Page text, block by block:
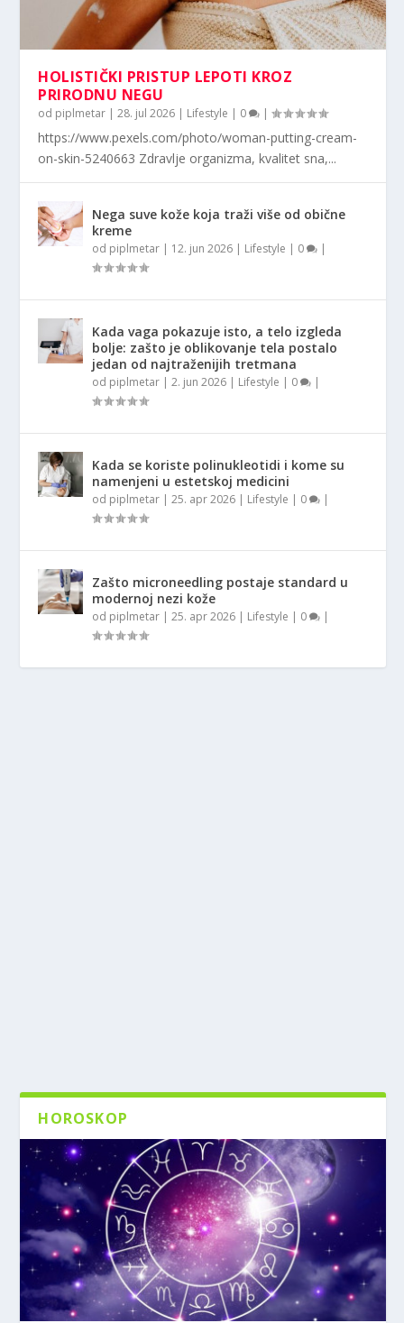
HOLISTIČKI PRISTUP LEPOTI KROZ
PRIRODNU NEGU
od piplmetar |28. jul 2026 | Lifestyle | 0 |
https://www.pexels.com/photo/woman-putting-cream-
on-skin-5240663 Zdravlje organizma, kvalitet sna,...
Nega suve kože koja traži više od obične
kreme
od piplmetar | 12. jun 2026 | Lifestyle | 0 |
Kada vaga pokazuje isto, a telo izgleda
bolje: zašto je oblikovanje tela postalo
jedan od najtraženijih tretmana
od piplmetar |2. jun 2026 | Lifestyle | 0 |
Kada se koriste polinukleotidi i kome su
namenjeni u estetskoj medicini
od piplmetar |25. apr 2026 | Lifestyle | 0 |
Zašto microneedling postaje standard u
modernoj nezi kože
od piplmetar |25. apr 2026 | Lifestyle | 0 |
HOROSKOP